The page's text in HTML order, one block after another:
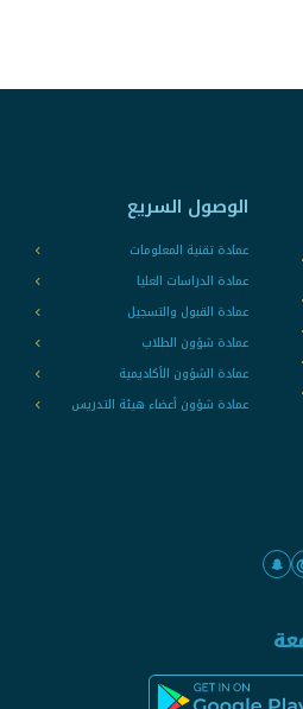
الوصول السريع
عمادة تقنية المعلومات
عمادة الدراسات العليا
عمادة القبول والتسجيل
عمادة شؤون الطلاب
عمادة الشؤون الأكاديمية
عمادة شؤون أعضاء هيئة التدريس